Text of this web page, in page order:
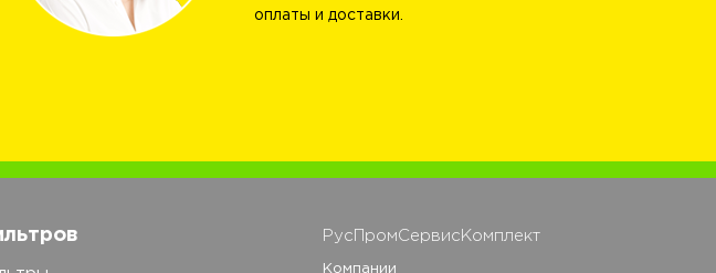
оплаты и доставки.
РусПромСервисКомплект
Компании